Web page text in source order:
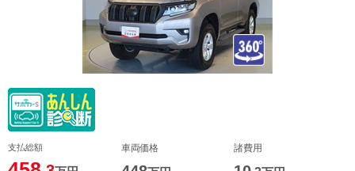
支払総額 車両価格 諸費用